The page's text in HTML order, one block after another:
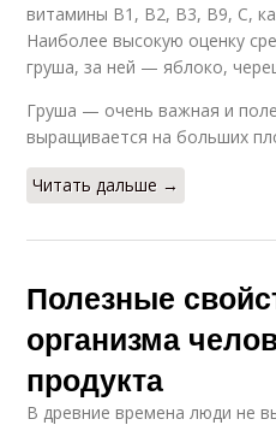
витамины B1, B2, B3, B9, C,
Наиболее высокую оценку
груша, за ней — яблоко,
Груша — очень важная и
выращивается на больших
Читать дальше →
Полезные
организма
продукта
В древние времена люди не